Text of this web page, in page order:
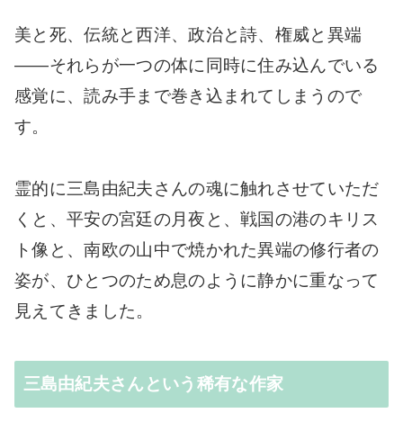
美と死、伝統と西洋、政治と詩、権威と異端
――それらが一つの体に同時に住み込んでいる
感覚に、読み手まで巻き込まれてしまうので
す。
霊的に三島由紀夫さんの魂に触れさせていただ
くと、平安の宮廷の月夜と、戦国の港のキリス
ト像と、南欧の山中で焼かれた異端の修行者の
姿が、ひとつのため息のように静かに重なって
見えてきました。
三島由紀夫さんという稀有な作家